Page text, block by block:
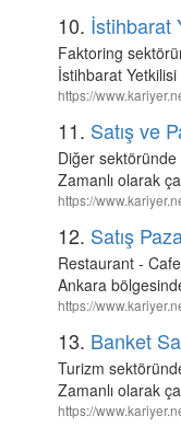
10. İstihbarat
Faktoring
İstihbarat Yetkilisi
https://
11. Satış ve
Diğer
Zamanlı olarak
https://
12. Satış
Restaurant -
Ankara
https://
13. Banket
Turizm
Zamanlı olarak
https://